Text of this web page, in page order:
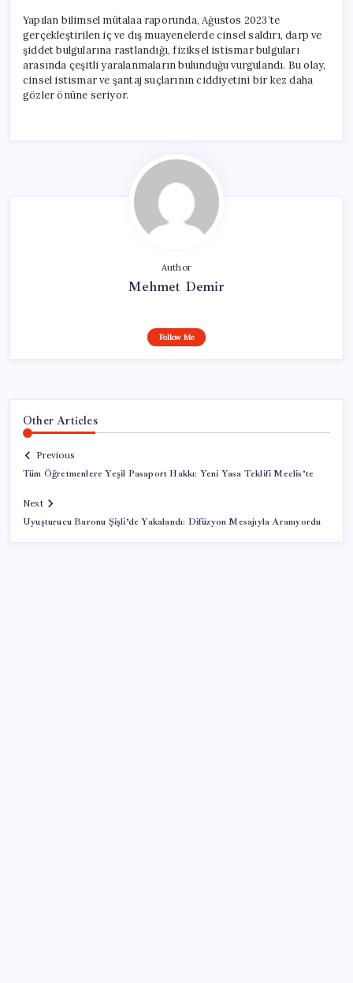
Yapılan bilimsel mütalaa raporunda, Ağustos 2023’te
gerçekleştirilen iç ve dış muayenelerde cinsel saldırı, darp ve
şiddet bulgularına rastlandığı, fiziksel istismar bulguları
arasında çeşitli yaralanmaların bulunduğu vurgulandı. Bu olay,
cinsel istismar ve şantaj suçlarının ciddiyetini bir kez daha
gözler önüne seriyor.
Author
Mehmet Demir
Follow Me
Other Articles
Previous
Tüm Öğretmenlere Yeşil Pasaport Hakkı: Yeni Yasa Teklifi Meclis’te
Next
Uyuşturucu Baronu Şişli’de Yakalandı: Difüzyon Mesajıyla Aranıyordu